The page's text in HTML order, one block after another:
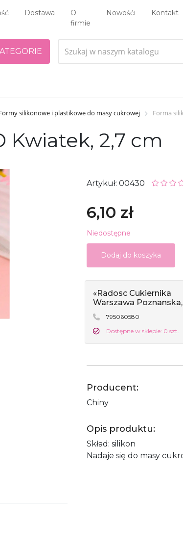
Dostawa
O
firmie
Nowośći Kontakt
silikonowe i plastikowe do masy cukrowej Forma
Kwiatek, 2,7 cm
Artykuł: 00430
6,10 zł
Niedostępne
Dodaj do koszyka
«Radosc Cukiernika
Warszawa
795060580
Dostępne w sklepie: 0 szt.
Producent:
Chiny
Opis produktu:
Skład: silikon
Nadaje się do masy